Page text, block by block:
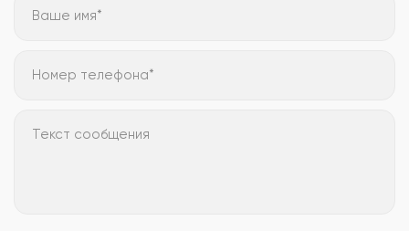
Ваше имя*
Номер телефона*
Текст сообщения